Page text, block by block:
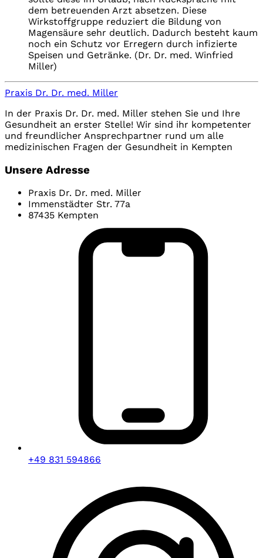
dem betreuenden Arzt absetzen. Diese
Wirkstoffgruppe reduziert die Bildung von
Magensäure sehr deutlich. Dadurch besteht kaum
noch ein Schutz vor Erregern durch infizierte
Speisen und Getränke. (Dr. Dr. med. Winfried
Miller)
Praxis Dr. Dr. med. Miller
In der Praxis Dr. Dr. med. Miller stehen Sie und Ihre
Gesundheit an erster Stelle! Wir sind ihr kompetenter
und freundlicher Ansprechpartner rund um alle
medizinischen Fragen der Gesundheit in Kempten
Unsere Adresse
Praxis Dr. Dr. med. Miller
Immenstädter Str. 77a
87435 Kempten
+49 831 594866